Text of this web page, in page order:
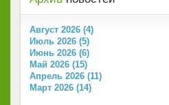
Август 2026 (4)
Июль 2026 (5)
Июнь 2026 (6)
Май 2026 (15)
Апрель 2026 (11)
Март 2026 (14)